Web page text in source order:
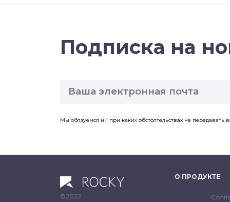
Подписка на
Мы обязуемся ни при каких обстоятельствах не передавать
©2022
О ПРОДУКТЕ